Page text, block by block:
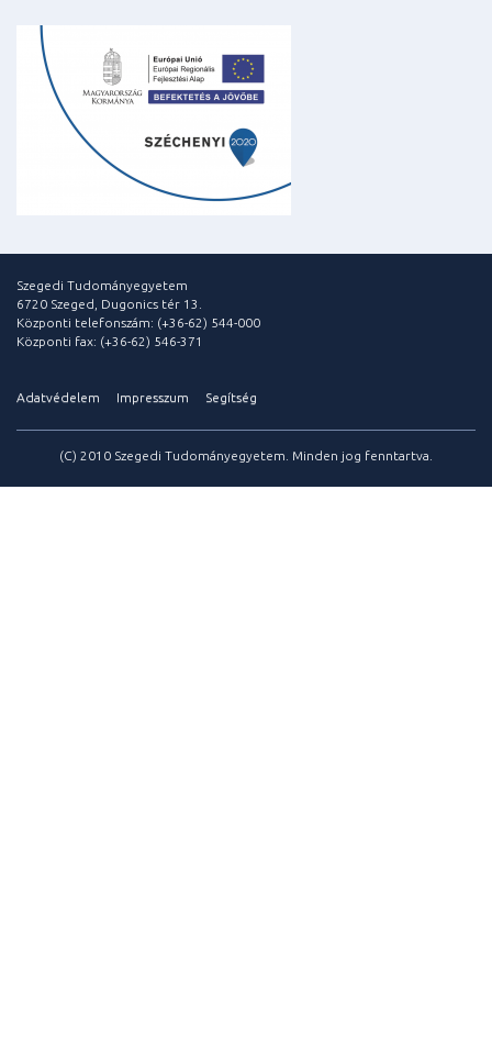
Szegedi Tudományegyetem
6720 Szeged, Dugonics tér 13.
Központi telefonszám: (+36-62) 544-000
Központi fax: (+36-62) 546-371
Adatvédelem Impresszum Segítség
(C) 2010 Szegedi Tudományegyetem. Minden jog fenntartva.